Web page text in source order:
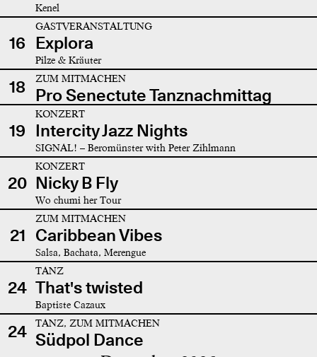
Kenel
16
GASTVERANSTALTUNG
Explora
Pilze & Kräuter
18 ZUM MITMACHEN
Pro Senectute Tanznachmittag
19
KONZERT
Intercity Jazz Nights
SIGNAL! – Beromünster with Peter Zihlmann
20
KONZERT
Nicky B Fly
Wo chumi her Tour
21
ZUM MITMACHEN
Caribbean Vibes
Salsa, Bachata, Merengue
24
TANZ
That's twisted
Baptiste Cazaux
24 TANZ, ZUM MITMACHEN
Südpol Dance